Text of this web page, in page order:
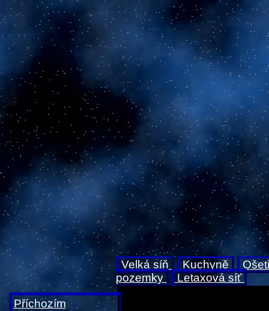
Velká síň Kuchyně
pozemky
Letaxová síť
Příchozím